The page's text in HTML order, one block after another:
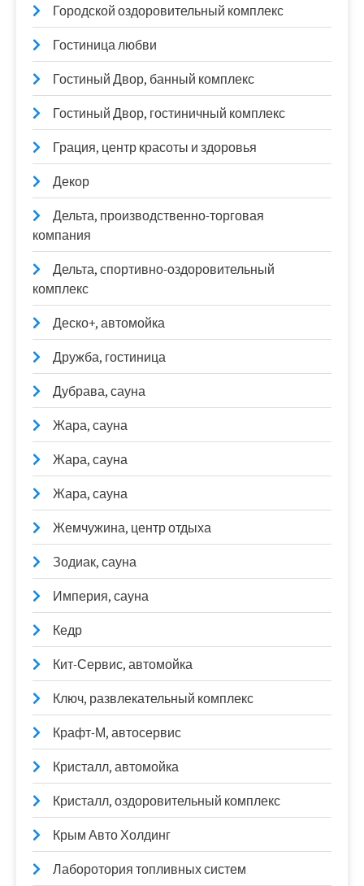
Городской оздоровительный комплекс
Гостиница любви
Гостиный Двор, банный комплекс
Гостиный Двор, гостиничный комплекс
Грация, центр красоты и здоровья
Декор
Дельта, производственно-торговая
компания
Дельта, спортивно-оздоровительный
комплекс
Деско+, автомойка
Дружба, гостиница
Дубрава, сауна
Жара, сауна
Жара, сауна
Жара, сауна
Жемчужина, центр отдыха
Зодиак, сауна
Империя, сауна
Кедр
Кит-Сервис, автомойка
Ключ, развлекательный комплекс
Крафт-М, автосервис
Кристалл, автомойка
Кристалл, оздоровительный комплекс
Крым Авто Холдинг
Лаборотория топливных систем